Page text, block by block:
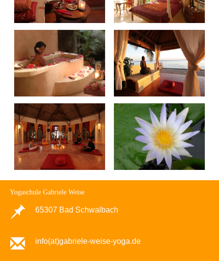
Yogaschule Gabriele Weise
65307 Bad Schwalbach
info(at)gabriele-weise-yoga.de